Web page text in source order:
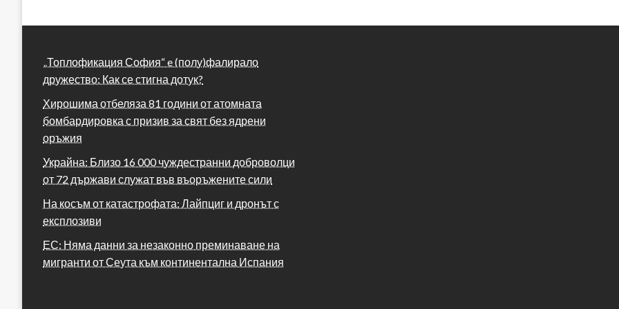
„Топлофикация София“ e (полу)фалирало
дружество: Как се стигна дотук?
Хирошима отбеляза 81 години от атомната
бомбардировка с призив за свят без ядрени
оръжия
Украйна: Близо 16 000 чуждестранни доброволци
от 72 държави служат във въоръжените сили
На косъм от катастрофата: Лайпциг и дронът с
експлозиви
ЕС: Няма данни за незаконно преминаване на
мигранти от Сеута към континентална Испания